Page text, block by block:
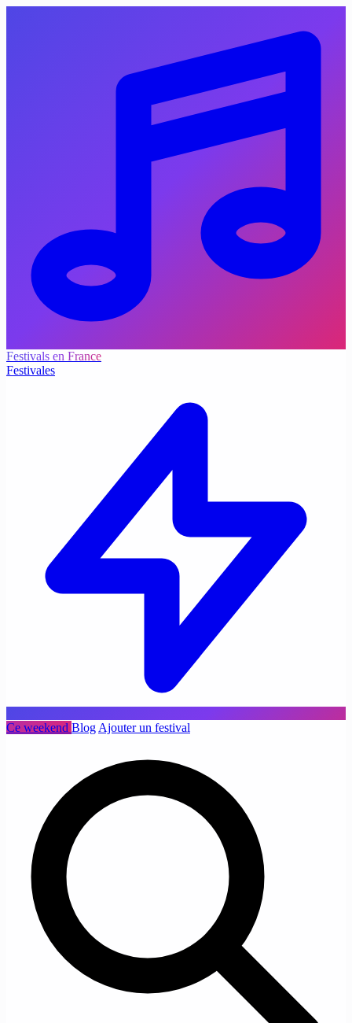
Festivals en France
Festivales
Ce weekend Blog Ajouter un festival